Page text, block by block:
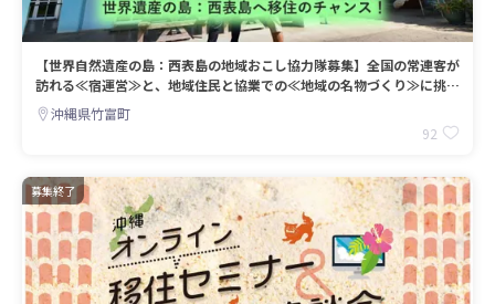
【世界自然遺産の島：西表島の地域おこし協力隊募集】全国の常連客が
訪れる≪宿運営≫と、地域住民と協業での≪地域の名物づくり≫に挑戦
しよう！
沖縄県竹富町
92
募集終了